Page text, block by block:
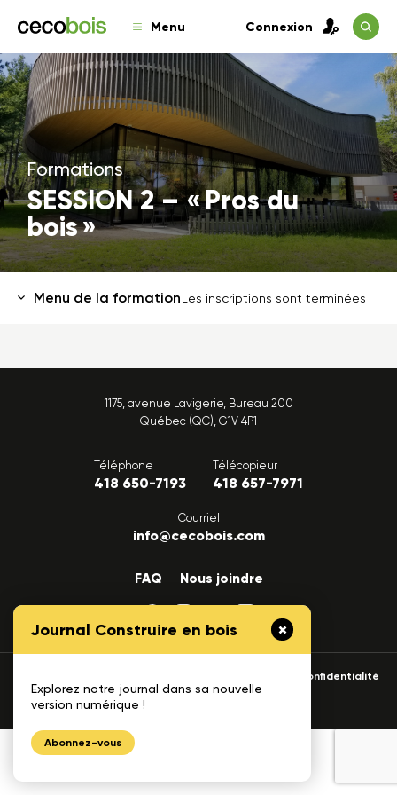
Menu Connexion
Journal Construire en bois
Explorez notre journal dans sa nouvelle
version numérique !
Abonnez-vous
Formations
SESSION 2 – « Pros du
bois »
Menu de la formationLes inscriptions sont terminées
1175, avenue Lavigerie, Bureau 200
Québec (QC), G1V 4P1
Téléphone
418 650-7193
Télécopieur
418 657-7971
Courriel
info@cecobois.com
FAQ Nous joindre
Politique de confidentialité